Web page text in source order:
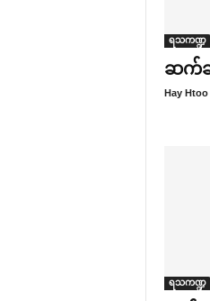
ရသကဏ္ဍ
ဆက်ဆံ‌
Hay Htoo
ရသကဏ္ဍ